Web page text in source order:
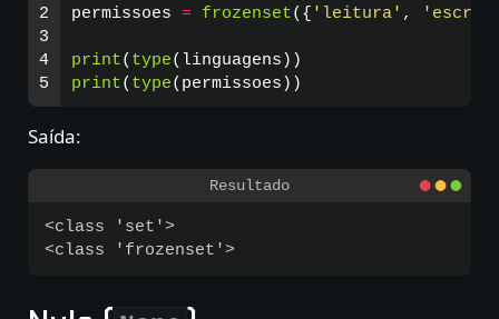
2
3
4
permissoes
= frozenset({ ' leitura' , '
print( type( linguagens ))
print( type( permissoes ))
Saída:
<class 'set'>